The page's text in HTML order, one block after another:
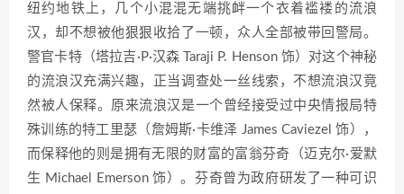
纽约地铁上，几个小混混无端挑衅一个衣着褴褛的流浪
汉，却不想被他狠狠收拾了一顿，众人全部被带回警局。
警官卡特（塔拉吉·P·汉森 Taraji P. Henson 饰）对这个神秘
的流浪汉充满兴趣，正当调查处一丝线索，不想流浪汉竟
然被人保释。原来流浪汉是一个曾经接受过中央情报局特
殊训练的特工里瑟（詹姆斯·卡维泽 James Caviezel 饰），
而保释他的则是拥有无限的财富的富翁芬奇（迈克尔·爱默
生 Michael Emerson 饰）。芬奇曾为政府研发了一种可识